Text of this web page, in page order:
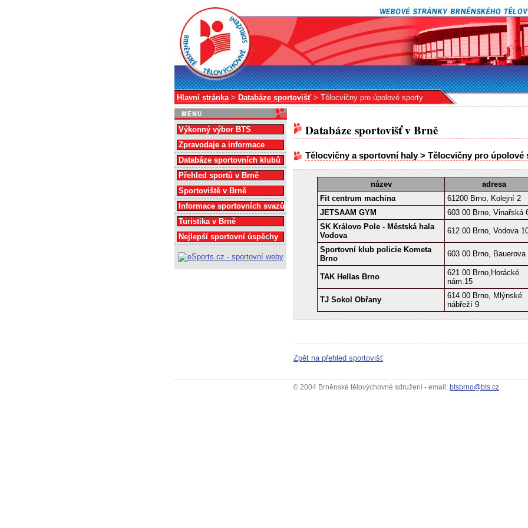
Hlavní stránka> Databáze sportovišť> Tělocvičny pro úpolové sporty
Databáze sportovišť v Brně
Tělocvičny a sportovní haly > Tělocvičny pro úpolové
název adresa
Fit centrum machina
61200 Brno, Kolejní 2
JETSAAM GYM
603 00 Brno, Vinařská
SK Královo Pole - Městská hala
Vodova
612 00 Brno, Vodova
Sportovní klub policie Kometa
Brno
603 00 Brno, Bauerova
TAK Hellas Brno
621 00 Brno,Horácké
nám.15
TJ Sokol Obřany
614 00 Brno, Mlýnské
nábřeží 9
Zpět na přehled sportovišť
Výkonný výbor BTS
Zpravodaje a informace
Databáze sportovních klubů
Přehled sportů v Brně
Sportoviště v Brně
Informace sportovních svazů
Turistika v Brně
Nejlepší sportovní úspěchy
© 2004 Brněnské tělovýchovné sdružení - email: btsbrno@bts.cz